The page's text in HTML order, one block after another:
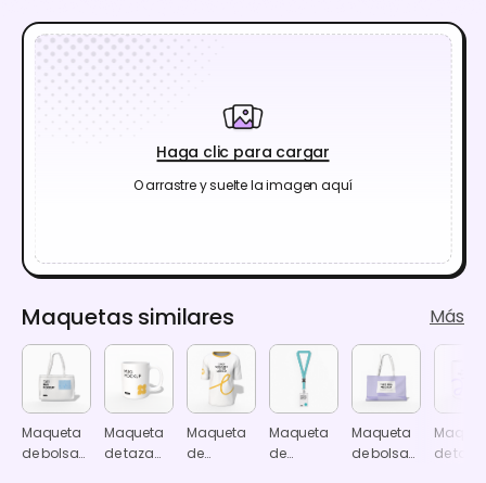
Haga clic para cargar
O arrastre y suelte la imagen aquí
Maquetas similares Más
Maqueta
de bolsa
Maqueta
de taza
Maqueta
de
Maqueta
de
Maqueta
de bolsa
de taza